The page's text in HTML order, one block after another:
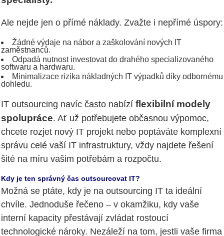
Ale nejde jen o přímé náklady. Zvažte i nepřímé úspory:
Žádné výdaje na nábor a zaškolování nových IT
zaměstnanců.
Odpadá nutnost investovat do drahého specializovaného
softwaru a hardwaru.
Minimalizace rizika nákladných IT výpadků díky odbornému
dohledu.
IT outsourcing navíc často nabízí flexibilní modely
spolupráce. Ať už potřebujete občasnou výpomoc,
chcete rozjet nový IT projekt nebo poptáváte komplexní
správu celé vaší IT infrastruktury, vždy najdete řešení
šité na míru vašim potřebám a rozpočtu.
Kdy je ten správný čas outsourcovat IT?
Možná se ptáte, kdy je na outsourcing IT ta ideální
chvíle. Jednoduše řečeno – v okamžiku, kdy vaše
interní kapacity přestávají zvládat rostoucí
technologické nároky. Nezáleží na tom, jestli vaše firma